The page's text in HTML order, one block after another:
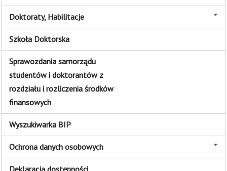
Doktoraty, Habilitacje
Szkoła Doktorska
Sprawozdania samorządu
studentów i doktorantów z
rozdziału i rozliczenia środków
finansowych
Wyszukiwarka BIP
Ochrona danych osobowych
Deklaracja dostępności